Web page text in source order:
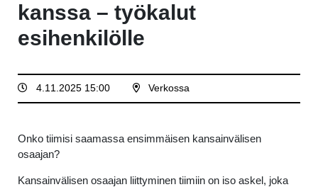
kanssa – työkalut
esihenkilölle
4.11.2025 15:00 Verkossa
Onko tiimisi saamassa ensimmäisen kansainvälisen
osaajan?
Kansainvälisen osaajan liittyminen tiimiin on iso askel, joka